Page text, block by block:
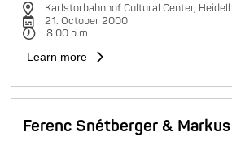
Karlstorbahnhof Cultural Center,
21. October 2000
8:00 p.m.
Learn more
Ferenc Snétberger &